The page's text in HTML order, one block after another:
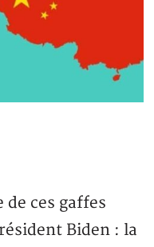
de ces gaffes
Biden : la